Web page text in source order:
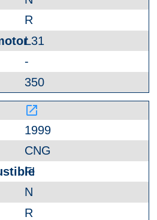
R
L31
-
350
launch
1999
CNG
FI
N
R